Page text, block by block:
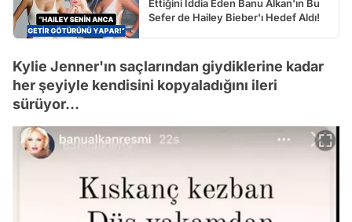
Ettiğini İddia Eden Banu Alkan'ın Bu
Sefer de Hailey Bieber'ı Hedef Aldı!
Kylie Jenner'ın saçlarından giydiklerine kadar
her şeyiyle kendisini kopyaladığını ileri
sürüyor...